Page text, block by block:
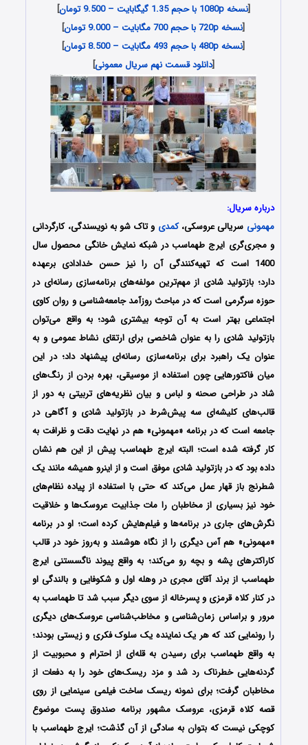
[نسخه 1080p با حجم 1.35 گیگابایت – 9.500 تومان
]
[نسخه 720p با حجم 700 مگابایت – 9.000 تومان
]
[نسخه 480p با حجم 493 مگابایت – 8.500 تومان
]
[دانلود قسمت نهم سریال معمونی]
درباره سریال:
مهمونی سریالی عروسکی،کمدی و تاک شو به نویسندگی، کارگردانی
و مجری‌گری ایرج طهماسب در شبکه نمایش خانگی محصول سال
1400 است که تهیه‌کنندگی آن را نیز حسن خدادادی برعهده
دارد؛ بازتولید شادی از مهم‌ترین مولفه‌های برنامه‌سازی رسانه‌ای در
حوزه سرگرمی است که در مباحث روزآمد جامعه‌شناسی و روان کاوی
اجتماعی بهتر است به آن توجه بیشتری شود؛ به واقع می‌توان
بازتولید شادی را به عنوان شاخصی برای ارتقای نشاط عمومی و به
عنوان یک راهبرد برای برنامه‌سازی رسانه‌ای پیشنهاد داد؛ در این
میان فاکتورهایی چون استفاده از موسیقی، بهره بردن از رنگ‌های
شاد در طراحی صحنه و لباس و بیان نظریه‌های تربیتی به دور از
قالب‌های کلیشه‌ای سه پیش‌شرط در بازتولید شادی و آگاهی در
جامعه است که در برنامه «مهمونی» هم در نهایت دقت و ظرافت به
کار گرفته شده است؛ البته ایرج طهماسب پیش از این هم نشان
داده بود که در بازتولید شادی موفق است و از اینرو همیشه مانند یک
شطرنج باز قهار عمل می‌کند که حتی با استفاده از پیاده نظام‌های
خود نیز بسیاری از مخاطبان را مات جذابیت عروسک‌ها و خلاقیت
نگرش‌های جاری در برنامه‌ها و فیلم‌هایش کرده است؛ او در برنامه
«مهمونی» هم آس دیگری را از نگاه هوشمند و به‌روز خود در قالب
کاراکترهای پشه و بچه رو می‌کند؛ به واقع پیوند ناگسستنی ایرج
طهماسب از برند آقای مجری در وهله اول و شکوفایی و بالندگی او
در کنار کلاه قرمزی و پسرخاله از سوی دیگر سبب شد تا طهماسب به
مرور و براساس زمان‌شناسی و مخاطب‌شناسی عروسک‌های دیگری
را رونمایی کند که هر یک نماینده یک سلوک فکری و زیستی بودند؛
به واقع طهماسب برای رسیدن به قله‌ای از احترام و محبوبیت از
گردنه‌هایی خطرناک رد شد و مزد ریسک‌های خود را به دفعات از
مخاطبان گرفت؛ برای نمونه ریسک ساخت فیلمی سینمایی از روی
قصه کلاه قرمزی، عروسک مشهور برنامه صندوق پست موضوع
کوچکی نیست که بتوان به سادگی از آن گذشت؛ ایرج طهماسب با